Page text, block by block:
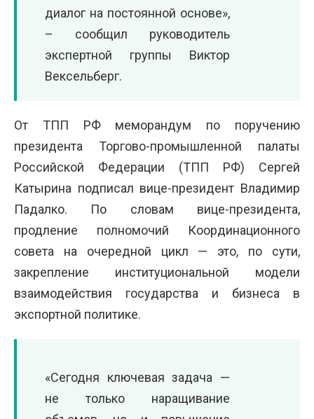
диалог на постоянной основе»,
– сообщил руководитель
экспертной группы Виктор
Вексельберг.
От ТПП РФ меморандум по поручению
президента Торгово-промышленной палаты
Российской Федерации (ТПП РФ) Сергей
Катырина подписал вице-президент Владимир
Падалко. По словам вице-президента,
продление полномочий Координационного
совета на очередной цикл — это, по сути,
закрепление институциональной модели
взаимодействия государства и бизнеса в
экспортной политике.
«Сегодня ключевая задача —
не только наращивание